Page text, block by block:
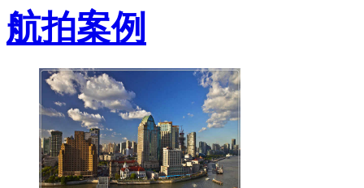
航拍案例